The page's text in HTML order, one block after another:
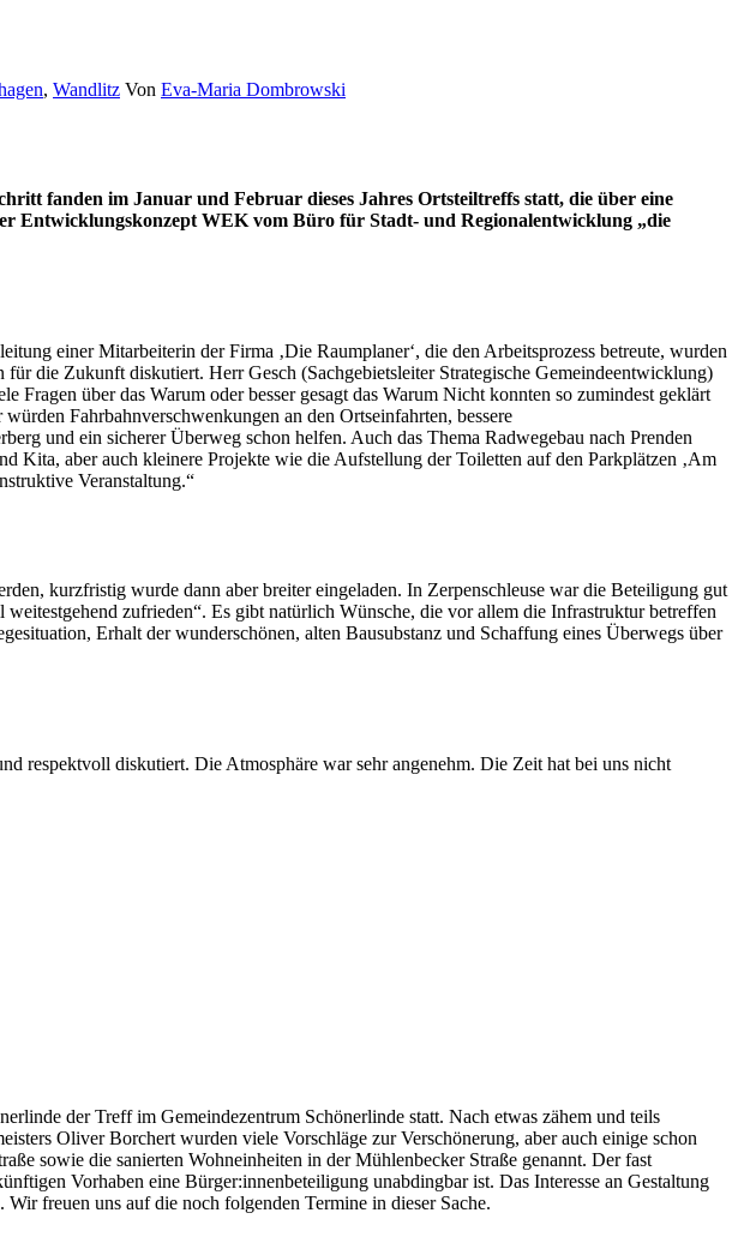
, Wandlitz Von Eva-Maria Dombrowski
fanden im Januar und Februar dieses Jahres Ortsteiltreffs statt, die über eine
Entwicklungskonzept WEK vom Büro für Stadt- und Regionalentwicklung „die
einer Mitarbeiterin der Firma ‚Die Raumplaner‘, die den Arbeitsprozess betreute, wurden
die Zukunft diskutiert. Herr Gesch (Sachgebietsleiter Strategische Gemeindeentwicklung)
über das Warum oder besser gesagt das Warum Nicht konnten so zumindest geklärt
Fahrbahnverschwenkungen an den Ortseinfahrten, bessere
und ein sicherer Überweg schon helfen. Auch das Thema Radwegebau nach Prenden
Kita, aber auch kleinere Projekte wie die Aufstellung der Toiletten auf den Parkplätzen ‚Am
Veranstaltung.“
kurzfristig wurde dann aber breiter eingeladen. In Zerpenschleuse war die Beteiligung gut
zufrieden“. Es gibt natürlich Wünsche, die vor allem die Infrastruktur betreffen
Erhalt der wunderschönen, alten Bausubstanz und Schaffung eines Überwegs über
respektvoll diskutiert. Die Atmosphäre war sehr angenehm. Die Zeit hat bei uns nicht
der Treff im Gemeindezentrum Schönerlinde statt. Nach etwas zähem und teils
Oliver Borchert wurden viele Vorschläge zur Verschönerung, aber auch einige schon
sowie die sanierten Wohneinheiten in der Mühlenbecker Straße genannt. Der fast
Vorhaben eine Bürger:innenbeteiligung unabdingbar ist. Das Interesse an Gestaltung
freuen uns auf die noch folgenden Termine in dieser Sache.